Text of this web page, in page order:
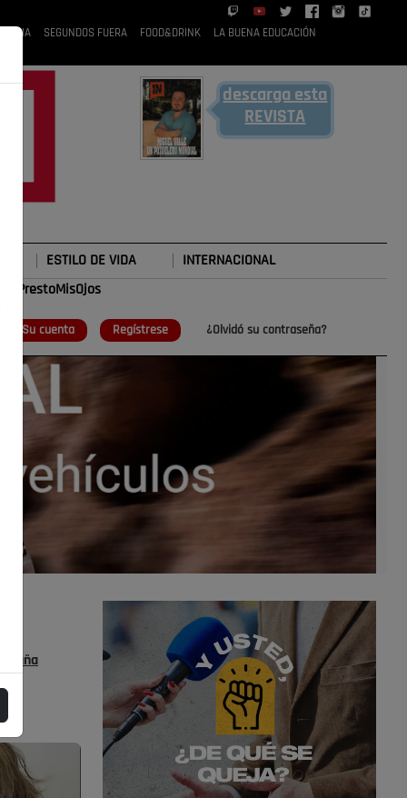
RUBIA SEGUNDOS FUERA FOOD&DRINK
LA BUENA EDUCACIÓN
descarga esta
REVISTA
ESTILO DE VIDA INTERNACIONAL
#TePrestoMisOjos
Su cuenta Regístrese ¿Olvidó su contraseña?
España